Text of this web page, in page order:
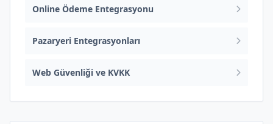
Online Ödeme Entegrasyonu
Pazaryeri Entegrasyonları
Web Güvenliği ve KVKK